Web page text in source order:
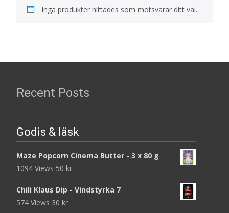
Inga produkter hittades som motsvarar ditt val.
Recent Posts
Godis & läsk
Maze Popcorn Cinema Butter - 3 x 80 g
1094 Views 50 kr
Chili Klaus Dip - Vindstyrka 7
574 Views 30 kr